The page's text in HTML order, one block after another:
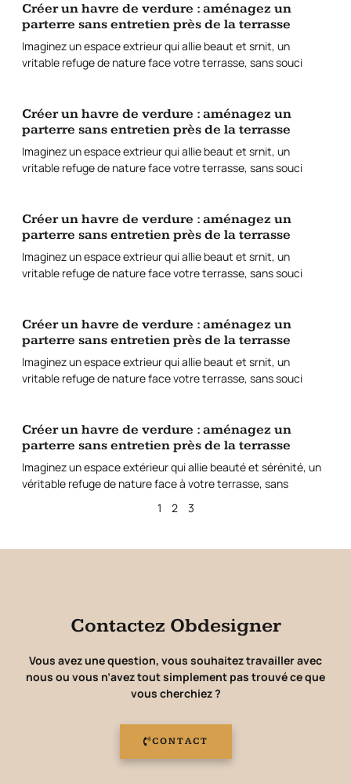
Créer un havre de verdure : aménagez un
parterre sans entretien près de la terrasse
Imaginez un espace extrieur qui allie beaut et srnit, un
vritable refuge de nature face votre terrasse, sans souci
Créer un havre de verdure : aménagez un
parterre sans entretien près de la terrasse
Imaginez un espace extrieur qui allie beaut et srnit, un
vritable refuge de nature face votre terrasse, sans souci
Créer un havre de verdure : aménagez un
parterre sans entretien près de la terrasse
Imaginez un espace extrieur qui allie beaut et srnit, un
vritable refuge de nature face votre terrasse, sans souci
Créer un havre de verdure : aménagez un
parterre sans entretien près de la terrasse
Imaginez un espace extrieur qui allie beaut et srnit, un
vritable refuge de nature face votre terrasse, sans souci
Créer un havre de verdure : aménagez un
parterre sans entretien près de la terrasse
Imaginez un espace extérieur qui allie beauté et sérénité, un
véritable refuge de nature face à votre terrasse, sans
1
2 3
Contactez Obdesigner
Vous avez une question, vous souhaitez travailler avec
nous ou vous n’avez tout simplement pas trouvé ce que
vous cherchiez ?
CONTACT